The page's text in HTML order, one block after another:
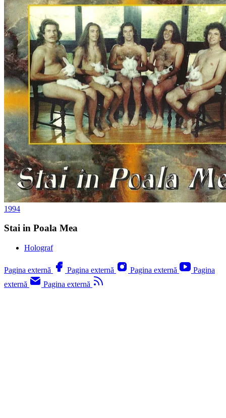
1994
Stai in Poala Mea
Holograf
Pagina externă Pagina externă Pagina externă
Pagina
externă
Pagina externă